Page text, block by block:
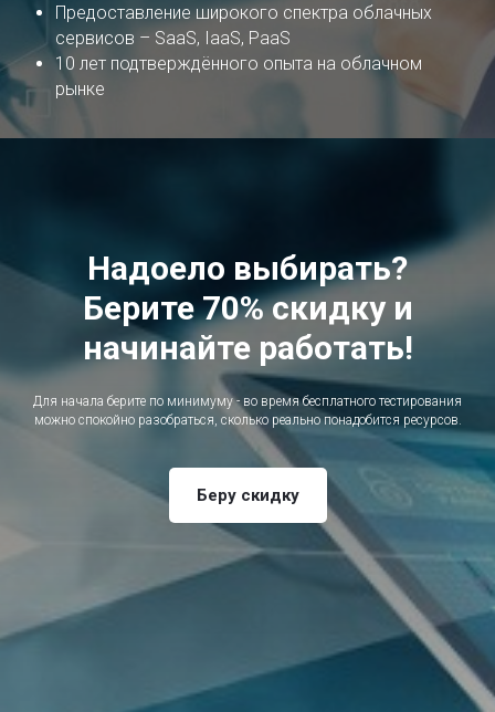
Предоставление широкого спектра облачных
сервисов – SaaS, IaaS, PaaS
10 лет подтверждённого опыта на облачном
рынке
Надоело выбирать?
Берите 70% скидку и
начинайте работать!
Для начала берите по минимуму - во время бесплатного тестирования
можно спокойно разобраться, сколько реально понадобится ресурсов.
Беру скидку